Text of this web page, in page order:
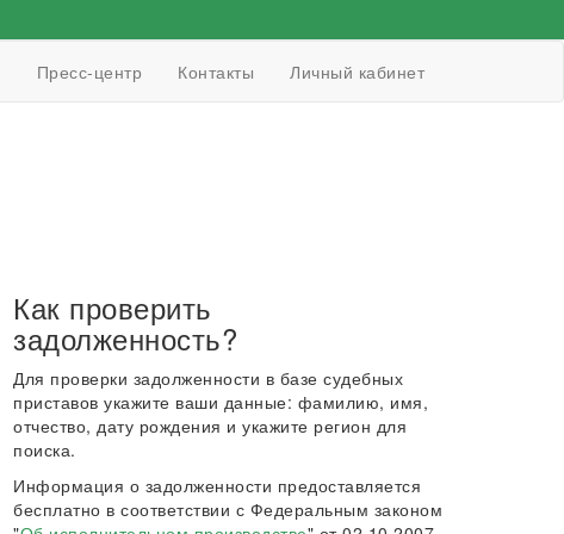
Пресс-центр Контакты Личный кабинет
Как проверить
задолженность?
Для проверки задолженности в базе судебных
приставов укажите ваши данные: фамилию, имя,
отчество, дату рождения и укажите регион для
поиска.
Информация о задолженности предоставляется
бесплатно в соответствии с Федеральным законом